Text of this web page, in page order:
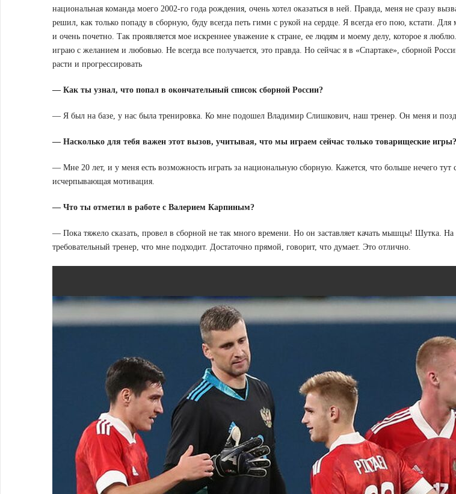
национальная команда моего 2002-го года рождения, очень хотел оказаться в ней. Правда, меня не сразу
решил, как только попаду в сборную, буду всегда петь гимн с рукой на сердце. Я всегда его пою, кстати. Для
и очень почетно. Так проявляется мое искреннее уважение к стране, ее людям и моему делу, которое я
играю с желанием и любовью. Не всегда все получается, это правда. Но сейчас я в «Спартаке», сборной
расти и прогрессировать
— Как ты узнал, что попал в окончательный список сборной России?
— Я был на базе, у нас была тренировка. Ко мне подошел Владимир Слишкович, наш тренер. Он меня и
— Насколько для тебя важен этот вызов, учитывая, что мы играем сейчас только товарищеские игры?
— Мне 20 лет, и у меня есть возможность играть за национальную сборную. Кажется, что больше нечего тут
исчерпывающая мотивация.
— Что ты отметил в работе с Валерием Карпиным?
— Пока тяжело сказать, провел в сборной не так много времени. Но он заставляет качать мышцы! Шутка. На
требовательный тренер, что мне подходит. Достаточно прямой, говорит, что думает. Это отлично.